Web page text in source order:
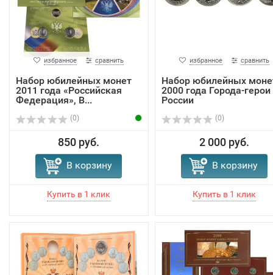
избранное сравнить
Набор юбилейных монет
2011 года «Российская
Федерация», В...
(0)
850 руб.
В корзину
избранное сравнить
Набор юбилейных
2000 года Города-герои
России
(0)
2 000 руб.
В корзину